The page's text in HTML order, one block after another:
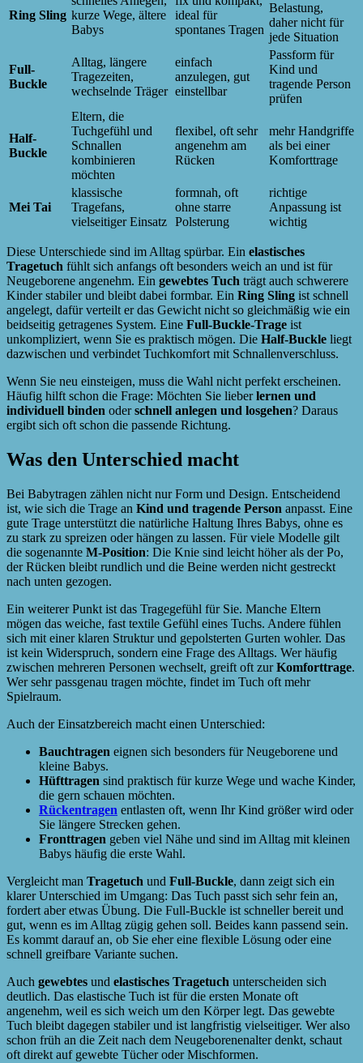
Ring Sling kurze Wege, ältere
Babys
ideal für
spontanes Tragen
Belastung,
daher nicht für
jede Situation
Full-
Buckle
Alltag, längere
Tragezeiten,
wechselnde Träger
einfach
anzulegen, gut
einstellbar
Passform für
Kind und
tragende Person
prüfen
Half-
Buckle
Eltern, die
Tuchgefühl und
Schnallen
kombinieren
möchten
flexibel, oft sehr
angenehm am
Rücken
mehr Handgriffe
als bei einer
Komforttrage
Mei Tai
klassische
Tragefans,
vielseitiger Einsatz
formnah, oft
ohne starre
Polsterung
richtige
Anpassung ist
wichtig
Diese Unterschiede sind im Alltag spürbar. Ein elastisches
Tragetuch fühlt sich anfangs oft besonders weich an und ist für
Neugeborene angenehm. Ein gewebtes Tuch trägt auch schwerere
Kinder stabiler und bleibt dabei formbar. Ein Ring Sling ist schnell
angelegt, dafür verteilt er das Gewicht nicht so gleichmäßig wie ein
beidseitig getragenes System. Eine Full-Buckle-Trage ist
unkompliziert, wenn Sie es praktisch mögen. Die Half-Buckle liegt
dazwischen und verbindet Tuchkomfort mit Schnallenverschluss.
Wenn Sie neu einsteigen, muss die Wahl nicht perfekt erscheinen.
Häufig hilft schon die Frage: Möchten Sie lieberlernen und
individuell binden oderschnell anlegen und losgehen? Daraus
ergibt sich oft schon die passende Richtung.
Was den Unterschied macht
Bei Babytragen zählen nicht nur Form und Design. Entscheidend
ist, wie sich die Trage an Kind und tragende Person anpasst. Eine
gute Trage unterstützt die natürliche Haltung Ihres Babys, ohne es
zu stark zu spreizen oder hängen zu lassen. Für viele Modelle gilt
die sogenannte M-Position: Die Knie sind leicht höher als der Po,
der Rücken bleibt rundlich und die Beine werden nicht gestreckt
nach unten gezogen.
Ein weiterer Punkt ist das Tragegefühl für Sie. Manche Eltern
mögen das weiche, fast textile Gefühl eines Tuchs. Andere fühlen
sich mit einer klaren Struktur und gepolsterten Gurten wohler. Das
ist kein Widerspruch, sondern eine Frage des Alltags. Wer häufig
zwischen mehreren Personen wechselt, greift oft zurKomforttrage.
Wer sehr passgenau tragen möchte, findet im Tuch oft mehr
Spielraum.
Auch der Einsatzbereich macht einen Unterschied:
Bauchtragen eignen sich besonders für Neugeborene und
kleine Babys.
Hüfttragen sind praktisch für kurze Wege und wache Kinder,
die gern schauen möchten.
Rückentragen entlasten oft, wenn Ihr Kind größer wird oder
Sie längere Strecken gehen.
Fronttragen geben viel Nähe und sind im Alltag mit kleinen
Babys häufig die erste Wahl.
Vergleicht man Tragetuch und Full-Buckle, dann zeigt sich ein
klarer Unterschied im Umgang: Das Tuch passt sich sehr fein an,
fordert aber etwas Übung. Die Full-Buckle ist schneller bereit und
gut, wenn es im Alltag zügig gehen soll. Beides kann passend sein.
Es kommt darauf an, ob Sie eher eine flexible Lösung oder eine
schnell greifbare Variante suchen.
Auch gewebtes und elastisches Tragetuch unterscheiden sich
deutlich. Das elastische Tuch ist für die ersten Monate oft
angenehm, weil es sich weich um den Körper legt. Das gewebte
Tuch bleibt dagegen stabiler und ist langfristig vielseitiger. Wer also
schon früh an die Zeit nach dem Neugeborenenalter denkt, schaut
oft direkt auf gewebte Tücher oder Mischformen.